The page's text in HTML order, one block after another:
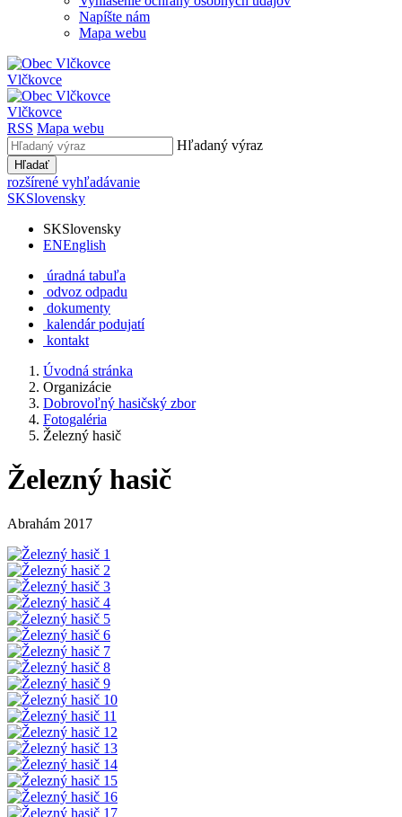
Napíšte nám
Mapa webu
Vlčkovce
Vlčkovce
RSS Mapa webu
Hľadaný výraz
Hľadať
rozšírené vyhľadávanie
SKSlovensky
SKSlovensky
ENEnglish
úradná tabuľa
odvoz odpadu
dokumenty
kalendár podujatí
kontakt
Úvodná stránka
Organizácie
Dobrovoľný hasičský zbor
Fotogaléria
Železný hasič
Železný hasič
Abrahám 2017